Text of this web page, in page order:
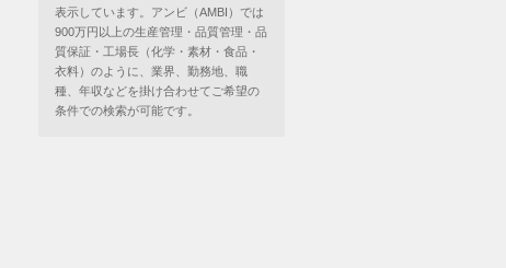
表示しています。アンビ（AMBI）では
900万円以上の生産管理・品質管理・品
質保証・工場長（化学・素材・食品・
衣料）のように、業界、勤務地、職
種、年収などを掛け合わせてご希望の
条件での検索が可能です。